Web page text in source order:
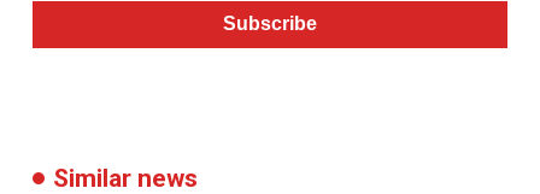
Subscribe
Similar news